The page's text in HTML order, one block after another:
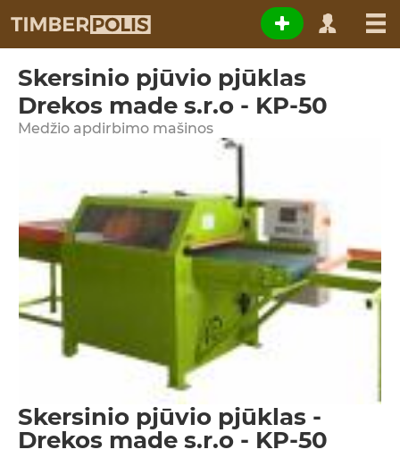
Skersinio pjūvio pjūklas
Drekos made s.r.o - KP-50
Medžio apdirbimo mašinos
Skersinio pjūvio pjūklas -
Drekos made s.r.o - KP-50